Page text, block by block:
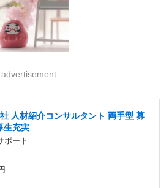
advertisement
人材紹介コンサルタント 両手型 募
生充実
ポート